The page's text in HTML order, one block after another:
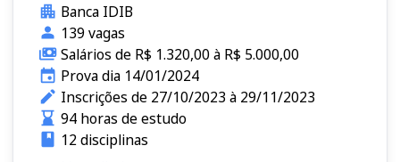
Banca IDIB
139 vagas
Salários de R$ 1.320,00 à R$ 5.000,00
Prova dia 14/01/2024
Inscrições de 27/10/2023 à 29/11/2023
94 horas de estudo
12 disciplinas